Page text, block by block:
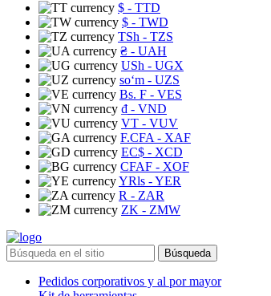
$ - TTD
$ - TWD
TSh - TZS
₴ - UAH
USh - UGX
soʻm - UZS
Bs. F - VES
₫ - VND
VT - VUV
F.CFA - XAF
EC$ - XCD
CFAF - XOF
YRls - YER
R - ZAR
ZK - ZMW
Búsqueda
Pedidos corporativos y al por mayor